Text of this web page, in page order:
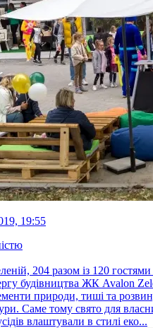
19:55
204 разом із 120
будівництва ЖК Avalon
природи, тиші та
Саме тому свято для
влаштували в стилі еко...